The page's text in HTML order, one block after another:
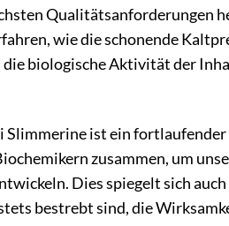
Qualitätsanforderungen
wie die schonende
die biologische Aktivität der
Slimmerine ist ein
zusammen, um
Dies spiegelt sich
bestrebt sind, die